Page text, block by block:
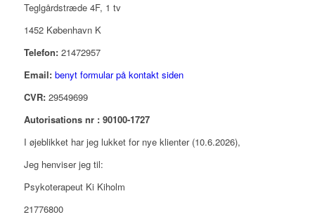
Teglgårdstræde 4F, 1 tv
1452 København K
Telefon:21472957
Email: benyt formular på kontakt siden
CVR:29549699
Autorisations nr : 90100-1727
I øjeblikket har jeg lukket for nye klienter (10.6.2026),
Jeg henviser jeg til:
Psykoterapeut Ki Kiholm
21776800